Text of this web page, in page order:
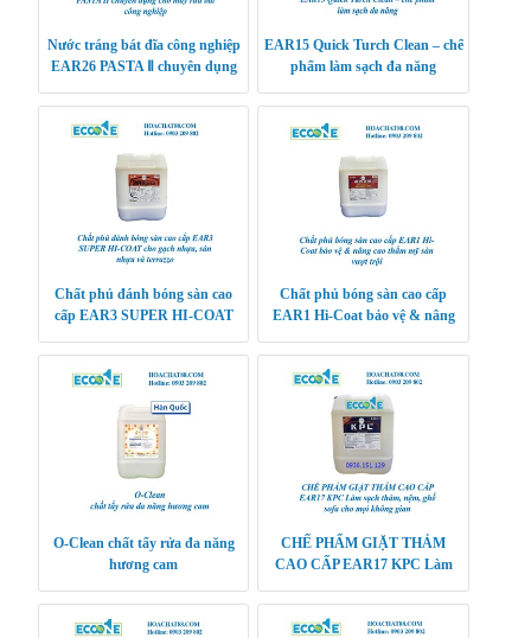
Nước tráng bát đĩa công nghiệp
EAR26 PASTA Ⅱ chuyên dụng
EAR15 Quick Turch Clean – chế
phẩm làm sạch đa năng
Chất phủ đánh bóng sàn cao
cấp EAR3 SUPER HI-COAT
terrazzo
Chất phủ bóng sàn cao cấp
EAR1 Hi-Coat bảo vệ & nâng
O-Clean chất tẩy rửa đa năng
hương cam
CHẾ PHẨM GIẶT THẢM
CAO CẤP EAR17 KPC Làm
mọi không gian